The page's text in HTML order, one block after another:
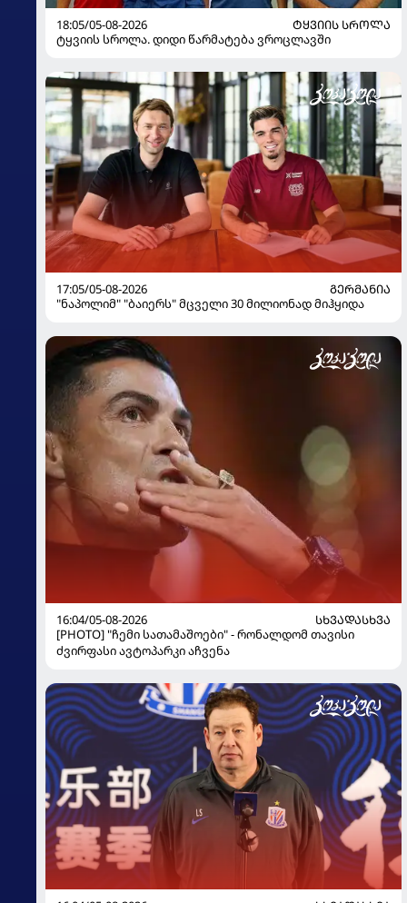
18:05/05-08-2026
ᲢᲧᲕᲘᲘᲡ ᲡᲠᲝᲚᲐ
ტყვიის სროლა. დიდი წარმატება ვროცლავში
17:05/05-08-2026
ᲒᲔᲠᲛᲐᲜᲘᲐ
"ნაპოლიმ" "ბაიერს" მცველი 30 მილიონად მიჰყიდა
16:04/05-08-2026
ᲡᲮᲕᲐᲓᲐᲡᲮᲕᲐ
[PHOTO] "ჩემი სათამაშოები" - რონალდომ თავისი
ძვირფასი ავტოპარკი აჩვენა